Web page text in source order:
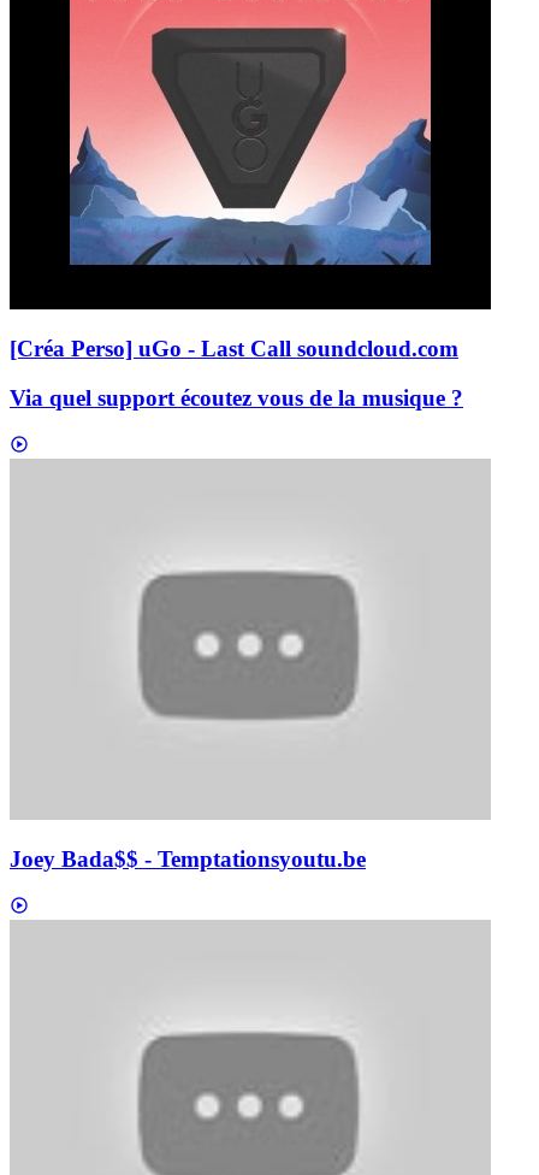
[Créa Perso] uGo - Last Call soundcloud.com
Via quel support écoutez vous de la musique ?
Joey Bada$$ - Temptationsyoutu.be